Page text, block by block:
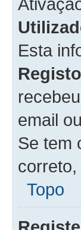
Esta
Registo
email
Se tem
Topo